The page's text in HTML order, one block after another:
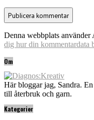
Denna webbplats
dig hur din kommentardata
Om
Här bloggar jag, Sandra.
till återbruk och garn.
Kategorier